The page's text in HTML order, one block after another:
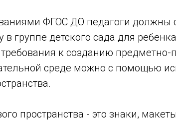
ФГОС ДО педагоги должны
в группе детского сада для
к созданию предметно-
среде можно с помощью
пространства - это знаки,